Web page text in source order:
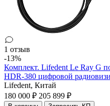
1 отзыв
-13%
Комплект. Lifedent Le Ray G
HDR-380 цифровой
Lifedent, Китай
180 000 ₽ 205 899 ₽